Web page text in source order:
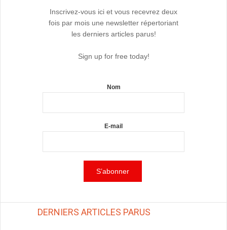
Inscrivez-vous ici et vous recevrez deux
fois par mois une newsletter répertoriant
les derniers articles parus!
Sign up for free today!
Nom
E-mail
DERNIERS ARTICLES PARUS